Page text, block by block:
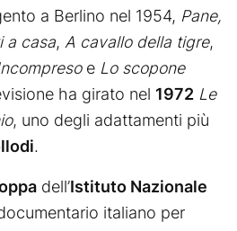
a Berlino nel 1954, Pane,
a casa, A cavallo della tigre,
e Lo scopone
ha girato nel 1972 Le
, uno degli adattamenti più
.
dell’Istituto Nazionale
italiano per